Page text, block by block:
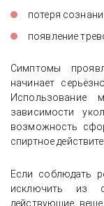
потеря
появление
Симптомы
начинает
Использование
зависимости
возможность
спиртное
Если соблюдать
исключить из
действующие